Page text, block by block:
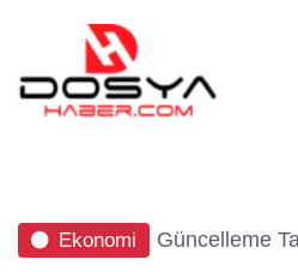
Ekonomi
Güncelleme